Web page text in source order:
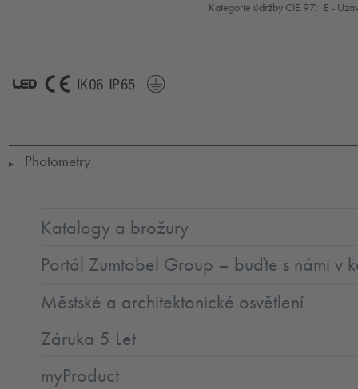
Kategorie údržby CIE 97: E -
▶ Photometry
Katalogy a brožury
Portál Zumtobel Group – buďte s námi v
Městské a architektonické osvětlení
Záruka 5 Let
myProduct